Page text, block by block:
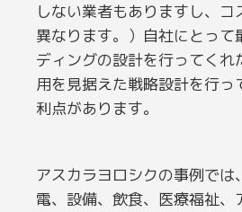
しない業者もありますし、コ
異なります。）自社にとって
ディングの設計を行ってくれ
用を見据えた戦略設計を行っ
利点があります。
アスカラヨロシクの事例では
電、設備、飲食、医療福祉、